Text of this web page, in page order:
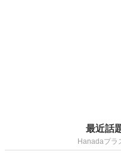
最近話
Hanadaプラ